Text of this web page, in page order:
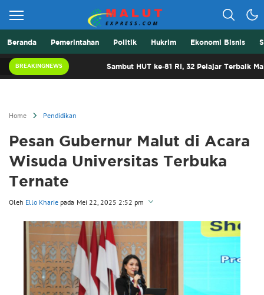
Malut Express
Beranda Pemerintahan Politik Hukrim Ekonomi Bisnis
BREAKINGNEWS Sambut HUT ke-81 RI, 32 Pelajar Terbaik Malut Siap
Home Pendidikan
Pesan Gubernur Malut di Acara
Wisuda Universitas Terbuka
Ternate
Oleh Ello Kharie pada Mei 22, 2025 2:52 pm